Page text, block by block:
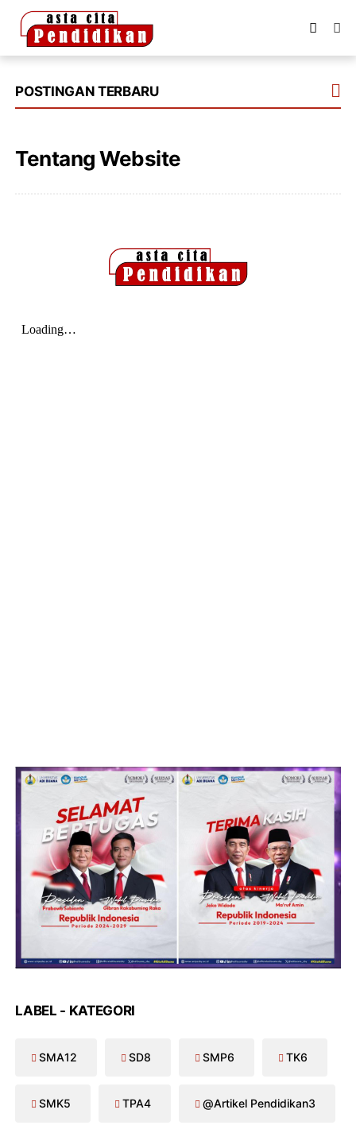
POSTINGAN TERBARU
Tentang Website
LABEL - KATEGORI
SMA12 SD8 SMP6 TK6
SMK5 TPA4 @Artikel Pendidikan3